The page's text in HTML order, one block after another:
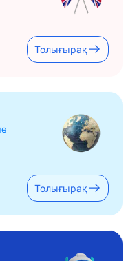
Толығырақ
Толығырақ